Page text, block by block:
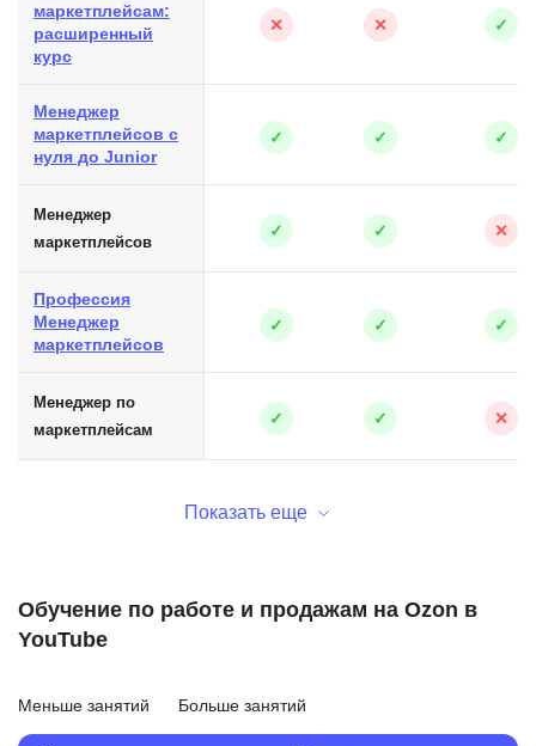
маркетплейсам:
расширенный
курс
✕ ✕ ✓
Менеджер
маркетплейсов с
нуля до Junior
✓ ✓ ✓
Менеджер
маркетплейсов
✓ ✓ ✕
Профессия
Менеджер
маркетплейсов
✓ ✓ ✓
Менеджер по
маркетплейсам
✓ ✓ ✕
Показать еще
Обучение по работе и продажам на Ozon в
YouTube
Меньше занятий Больше занятий